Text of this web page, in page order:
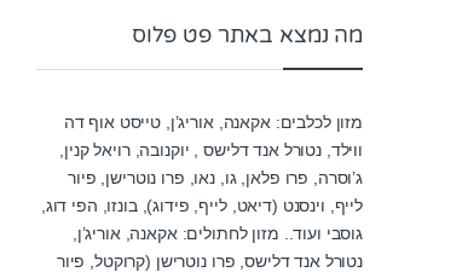
מה נמצא באתר פט פלוס
מזון לכלבים: אקאנה, אוריג’ן, טייסט אוף דה
ווילד, נטורל אנד דלישס , יוקנובה, רויאל קנין,
ג’וסרה, פרו פלאן, גו, נאו, פרו נוטרישן, פיור
לייף, וינסנט (דיאט, לייף, פידוג), בונזו, הפי דוג,
גוסבי ועוד.. מזון לחתולים: אקאנה, אוריג’ן,
נטורל אנד דלישס, פרו נוטרישן (קרוקטל, פיור